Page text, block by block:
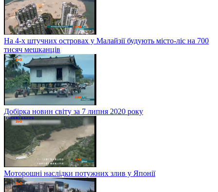
На 4-х штучних островах у Малайзії будують місто-ліс на 700
тисяч мешканців
Добірка новин світу за 7 липня 2020 року
Моторошні наслідки потужних злив у Японії